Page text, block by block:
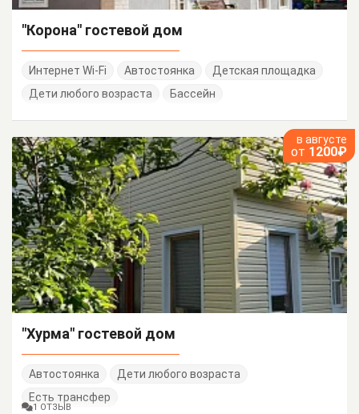
"Корона" гостевой дом
Интернет Wi-Fi Автостоянка
Детская площадка
Дети любого возраста
Бассейн
в августе
от 1200₽
"Хурма" гостевой дом
Автостоянка
Дети любого возраста
Есть трансфер
1 ОТЗЫВ